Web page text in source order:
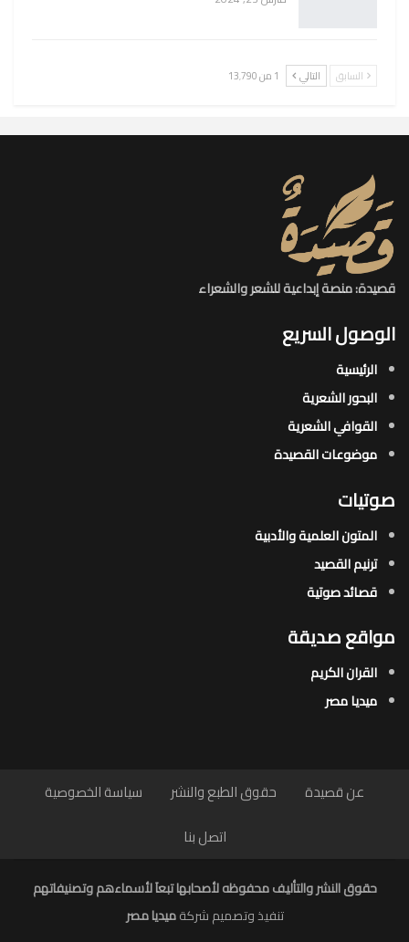
السابق التالي 1 من 13٬790
قصيدة: منصة إبداعية للشعر والشعراء
الوصول السريع
الرئيسية
البحور الشعرية​
القوافي الشعرية​
موضوعات القصيدة​
صوتيات
المتون العلمية والأدبية
ترنيم القصيد
قصائد صوتية
مواقع صديقة
القران الكريم
ميديا مصر
عن قصيدة حقوق الطبع والنشر
سياسة الخصوصية
اتصل بنا
حقوق النشر والتأليف محفوظه لأصحابها تبعاَ لأسماءهم وتصنيفاتهم
تنفيذ وتصميم شركةميديا مصر